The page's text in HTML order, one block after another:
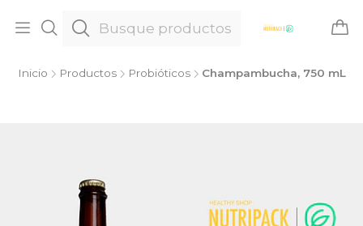
Inicio Productos Probióticos Champambucha, 750 mL